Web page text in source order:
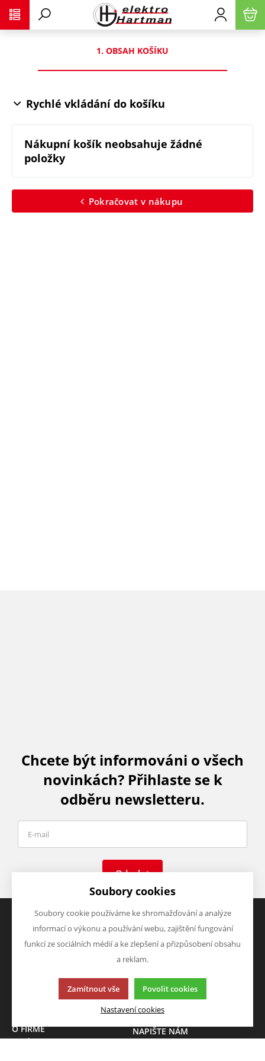
1. OBSAH KOŠÍKU
Rychlé vkládání do košíku
Nákupní košík neobsahuje žádné
položky
Pokračovat v nákupu
Chcete být informováni o všech
novinkách? Přihlaste se k
odběru newsletteru.
Odeslat
VŠE O NÁKUPU
Vrácení zboží
Zásady zpracování osobních
VÝHODY A SLEVY
Zboží v akci
Zboží výprodej
O FIRMĚ
O nás
NAPIŠTE NÁM
Soubory cookies
Soubory cookie používáme ke shromažďování a analýze
informací o výkonu a používání webu, zajištění fungování
funkcí ze sociálních médií a ke zlepšení a přizpůsobení obsahu
a reklam.
Zamítnout vše Povolit cookies
Nastavení cookies